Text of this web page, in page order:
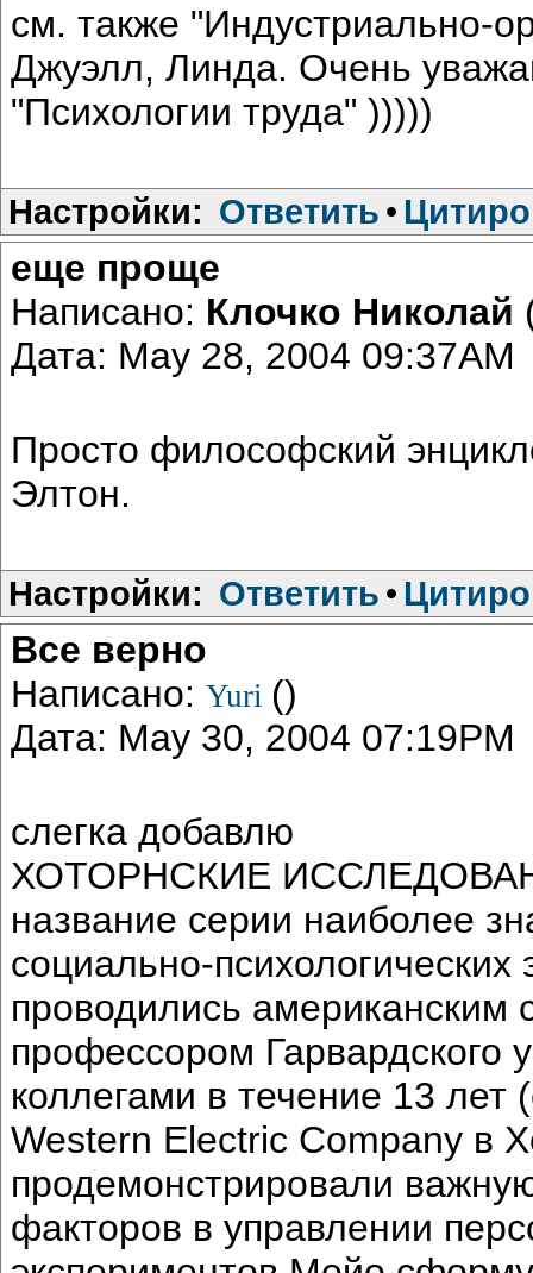
см. также "Индустриально-
Джуэлл, Линда. Очень
"Психологии труда" )))))
Настройки: Ответить •
еще проще
Написано: Клочко Николай
Дата: May 28, 2004 09:37AM
Просто философский
Элтон.
Настройки: Ответить •
Все верно
Написано: Yuri ()
Дата: May 30, 2004 07:19PM
слегка добавлю
ХОТОРНСКИЕ
название серии наиболее
социально-
проводились американским
профессором Гарвардского
коллегами в течение 13 лет
Western Electric Company в
продемонстрировали
факторов в управлении